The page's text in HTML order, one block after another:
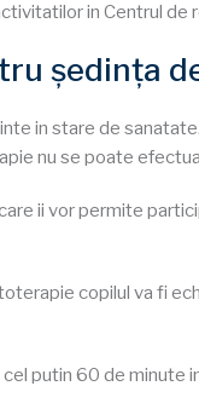
in Centrul
ședința
in stare de
nu se poate
ii vor permite
copilul va fi
cel putin 60 de